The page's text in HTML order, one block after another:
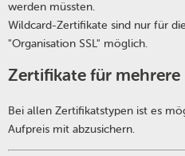
werden müssten.
Wildcard-Zertifikate sind nur für
"Organisation SSL" möglich.
Zertifikate für mehrere
Bei allen Zertifikatstypen ist es
Aufpreis mit abzusichern.